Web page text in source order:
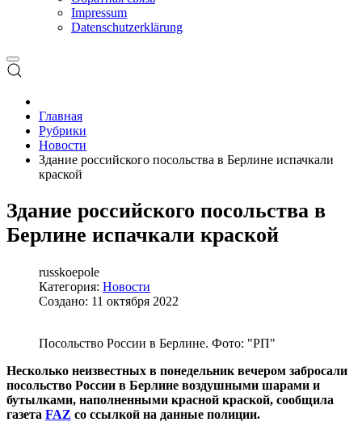
Impressum
Datenschutzerklärung
Главная
Рубрики
Новости
Здание российского посольства в Берлине испачкали
краской
Здание российского посольства в
Берлине испачкали краской
russkoepole
Категория: Новости
Создано: 11 октября 2022
Посольство России в Берлине. Фото: "РП"
Несколько неизвестных в понедельник вечером забросали
посольство России в Берлине воздушными шарами и
бутылками, наполненными красной краской, сообщила
газета FAZ со ссылкой на данные полиции.